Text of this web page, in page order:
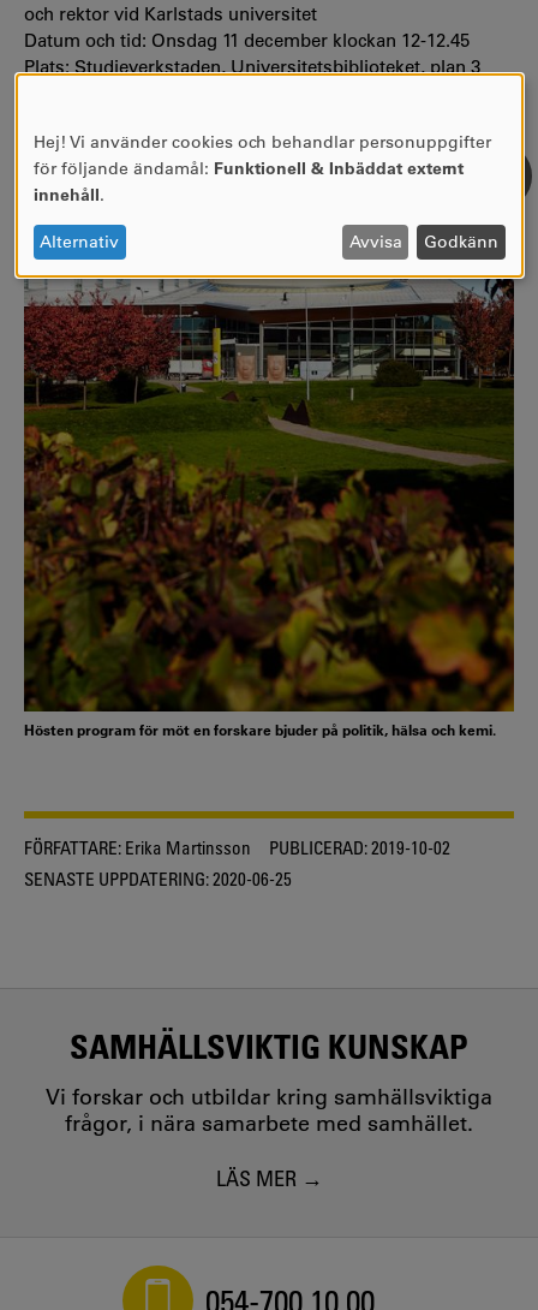
och rektor vid Karlstads universitet
Datum och tid: Onsdag 11 december klockan 12-12.45
Plats: Studieverkstaden, Universitetsbiblioteket, plan 3
Hösten program för möt en forskare bjuder på politik, hälsa och kemi.
FÖRFATTARE: Erika Martinsson PUBLICERAD:2019-10-02
SENASTE UPPDATERING:2020-06-25
SAMHÄLLSVIKTIG KUNSKAP
Vi forskar och utbildar kring samhällsviktiga
frågor, i nära samarbete med samhället.
LÄS MER
054-700 10 00
ANVÄNDNING
AV
OCH
COOKIES
Hej! Vi använder cookies och behandlar personuppgifter
för följande ändamål: Funktionell & Inbäddat externt
innehåll.
Alternativ Avvisa Godkänn